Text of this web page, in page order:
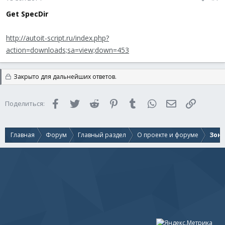
Get SpecDir
http://autoit-script.ru/index.php?
action=downloads;sa=view;down=453
Закрыто для дальнейших ответов.
Поделиться: FacebookTwitter Reddit PinterestTumblr WhatsAppЭлектронная
Главная Форум Главный раздел О проекте и форуме